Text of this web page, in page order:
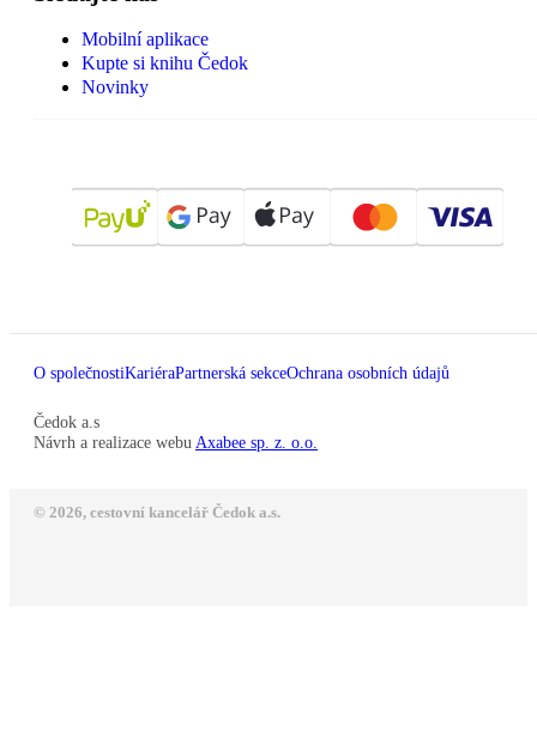
Mobilní aplikace
Kupte si knihu Čedok
Novinky
O společnostiKariéraPartnerská sekceOchrana osobních údajů
Čedok a.s
Návrh a realizace webu Axabee sp. z. o.o.
© 2026, cestovní kancelář Čedok a.s.